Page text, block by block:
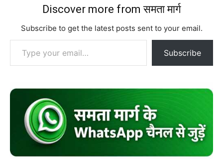
Discover more from समता मार्ग
Subscribe to get the latest posts sent to your email.
Type your email…
Subscribe